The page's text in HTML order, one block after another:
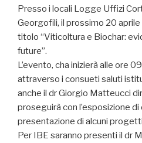
Presso i locali Logge Uffizi
Georgofili, il prossimo 20
titolo “Viticoltura e Biochar:
future”.
L’evento, cha inizierà alle ore
attraverso i consueti saluti
anche il dr Giorgio Matteucci
proseguirà con l’esposizione di
presentazione di alcuni
Per IBE saranno presenti il dr